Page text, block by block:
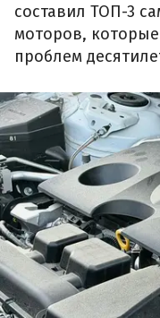
составил ТОП-3
моторов, которые
проблем